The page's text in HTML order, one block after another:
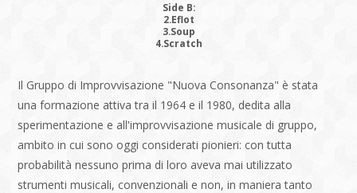
Side B:
2.Eflot
3.Soup
4.Scratch
Il Gruppo di Improvvisazione "Nuova Consonanza" è stata
una formazione attiva tra il 1964 e il 1980, dedita alla
sperimentazione e all'improvvisazione musicale di gruppo,
ambito in cui sono oggi considerati pionieri: con tutta
probabilità nessuno prima di loro aveva mai utilizzato
strumenti musicali, convenzionali e non, in maniera tanto